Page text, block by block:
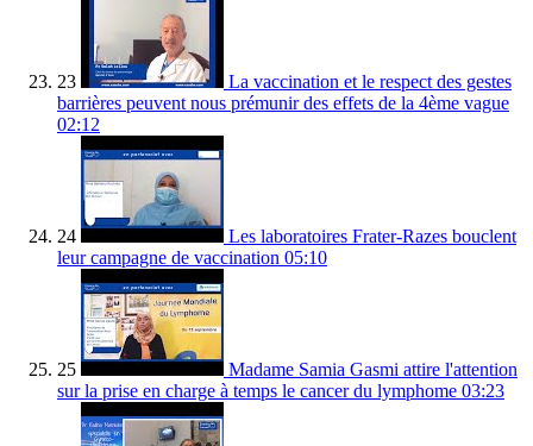
23
La vaccination et le respect des gestes
barrières peuvent nous prémunir des effets de la 4ème vague
02:12
24
Les laboratoires Frater-Razes bouclent
leur campagne de vaccination 05:10
25
Madame Samia Gasmi attire l'attention
sur la prise en charge à temps le cancer du lymphome 03:23